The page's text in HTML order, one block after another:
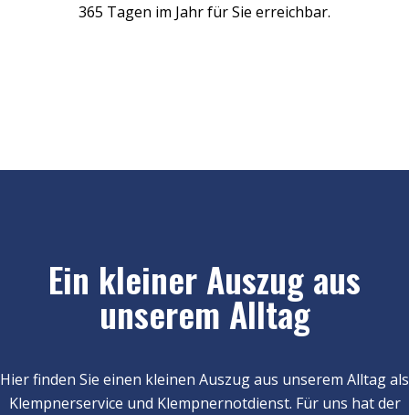
365 Tagen im Jahr für Sie erreichbar.
Ein kleiner Auszug aus
unserem Alltag
Hier finden Sie einen kleinen Auszug aus unserem Alltag als
Klempnerservice und Klempnernotdienst. Für uns hat der